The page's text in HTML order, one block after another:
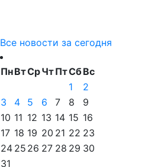
Все новости за сегодня
ПнВтСрЧтПтСбВс
1
2
3
4 5 6 7 8
9
10 11 12 13 14 15 16
17 18 19 20 21 22 23
24 25 26 27 28 29 30
31